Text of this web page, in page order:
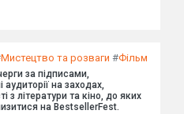
Мистецтво та розваги #Фільм
за підписами,
аудиторії на заходах,
з літератури та кіно, до яких
на BestsellerFest.